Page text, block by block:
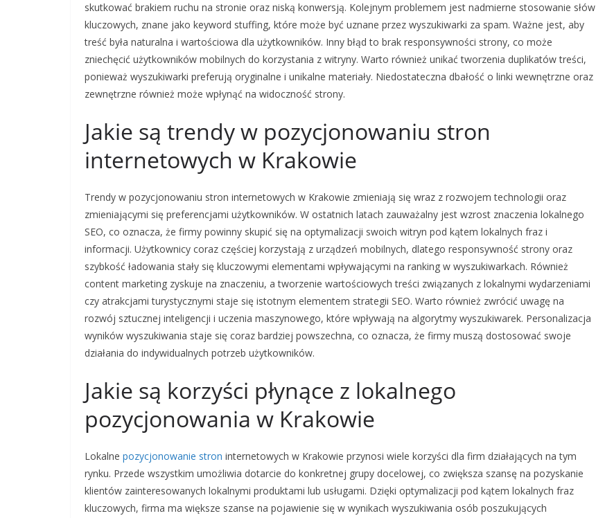
skutkować brakiem ruchu na stronie oraz niską konwersją. Kolejnym problemem jest nadmierne stosowanie słów
kluczowych, znane jako keyword stuffing, które może być uznane przez wyszukiwarki za spam. Ważne jest, aby
treść była naturalna i wartościowa dla użytkowników. Inny błąd to brak responsywności strony, co może
zniechęcić użytkowników mobilnych do korzystania z witryny. Warto również unikać tworzenia duplikatów treści,
ponieważ wyszukiwarki preferują oryginalne i unikalne materiały. Niedostateczna dbałość o linki wewnętrzne oraz
zewnętrzne również może wpłynąć na widoczność strony.
Jakie są trendy w pozycjonowaniu stron
internetowych w Krakowie
Trendy w pozycjonowaniu stron internetowych w Krakowie zmieniają się wraz z rozwojem technologii oraz
zmieniającymi się preferencjami użytkowników. W ostatnich latach zauważalny jest wzrost znaczenia lokalnego
SEO, co oznacza, że firmy powinny skupić się na optymalizacji swoich witryn pod kątem lokalnych fraz i
informacji. Użytkownicy coraz częściej korzystają z urządzeń mobilnych, dlatego responsywność strony oraz
szybkość ładowania stały się kluczowymi elementami wpływającymi na ranking w wyszukiwarkach. Również
content marketing zyskuje na znaczeniu, a tworzenie wartościowych treści związanych z lokalnymi wydarzeniami
czy atrakcjami turystycznymi staje się istotnym elementem strategii SEO. Warto również zwrócić uwagę na
rozwój sztucznej inteligencji i uczenia maszynowego, które wpływają na algorytmy wyszukiwarek. Personalizacja
wyników wyszukiwania staje się coraz bardziej powszechna, co oznacza, że firmy muszą dostosować swoje
działania do indywidualnych potrzeb użytkowników.
Jakie są korzyści płynące z lokalnego
pozycjonowania w Krakowie
Lokalne pozycjonowanie stron internetowych w Krakowie przynosi wiele korzyści dla firm działających na tym
rynku. Przede wszystkim umożliwia dotarcie do konkretnej grupy docelowej, co zwiększa szansę na pozyskanie
klientów zainteresowanych lokalnymi produktami lub usługami. Dzięki optymalizacji pod kątem lokalnych fraz
kluczowych, firma ma większe szanse na pojawienie się w wynikach wyszukiwania osób poszukujących